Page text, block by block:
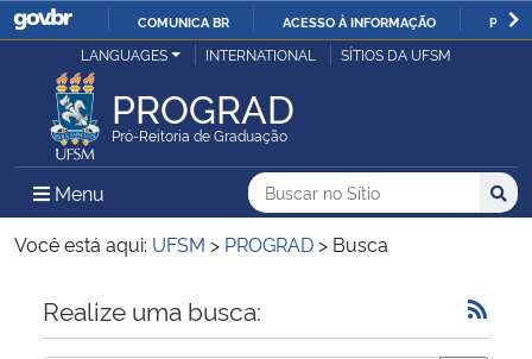
IR
O
COMUNICA BR ACESSO À INFORMAÇÃO
Ministério da Justiça e Segurança Pública
Ministério da Defesa
Ministério das Relações Exteriores
Ministério da Economia
LANGUAGES INTERNATIONAL SÍTIOS DA UFSM
PROGRAD
Pró-Reitoria de Graduação
Menu Menu Principal do Sítio
Busca
Buscar no no Sítio
Busca:
Você está aqui: UFSM > PROGRAD > Busca
Início do conteúdo
Realize uma busca: